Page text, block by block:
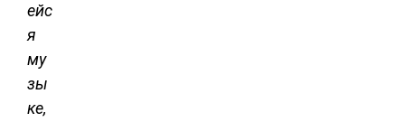
ейс
я
му
зы
ке,